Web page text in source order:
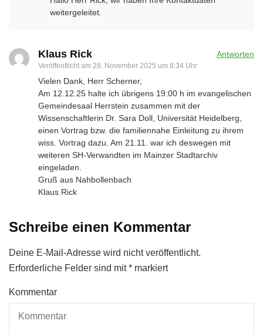
weitergeleitet.
Klaus Rick
Veröffentlicht am 28. November 2025 um 8:34 Uhr
Antworten
Vielen Dank, Herr Scherner,
Am 12.12.25 halte ich übrigens 19:00 h im evangelischen
Gemeindesaal Herrstein zusammen mit der
Wissenschaftlerin Dr. Sara Doll, Universität Heidelberg,
einen Vortrag bzw. die familiennahe Einleitung zu ihrem
wiss. Vortrag dazu. Am 21.11. war ich deswegen mit
weiteren SH-Verwandten im Mainzer Stadtarchiv
eingeladen.
Gruß aus Nahbollenbach
Klaus Rick
Schreibe einen Kommentar
Deine E-Mail-Adresse wird nicht veröffentlicht.
Erforderliche Felder sind mit* markiert
Kommentar